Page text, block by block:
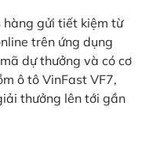
gửi tiết kiệm từ
trên ứng dụng
dự thưởng và có cơ
ô tô VinFast VF7,
thưởng lên tới gần